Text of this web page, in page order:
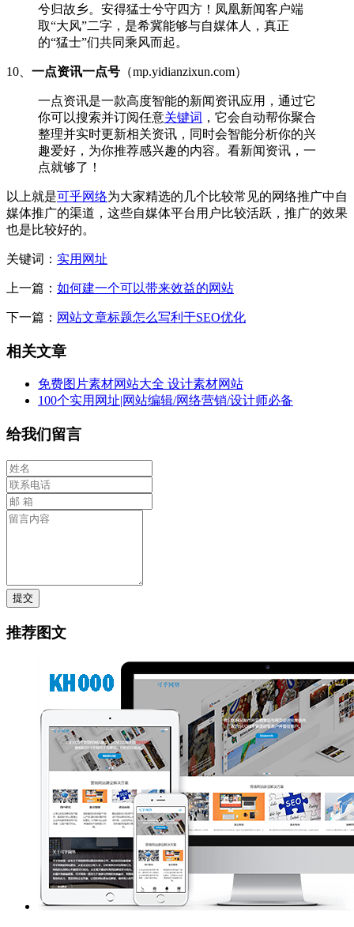
兮归故乡。安得猛士兮守四方！凤凰新闻客户端
取“大风”二字，是希冀能够与自媒体人，真正
的“猛士”们共同乘风而起。
10、 一点资讯一点号 （mp.yidianzixun.com）
一点资讯是一款高度智能的新闻资讯应用，通过它
你可以搜索并订阅任意关键词 ，它会自动帮你聚合
整理并实时更新相关资讯，同时会智能分析你的兴
趣爱好，为你推荐感兴趣的内容。看新闻资讯，一
点就够了！
以上就是可乎网络为大家精选的几个比较常见的网络推广中自
媒体推广的渠道，这些自媒体平台用户比较活跃，推广的效果
也是比较好的。
关键词： 实用网址
上一篇： 如何建一个可以带来效益的网站
下一篇： 网站文章标题怎么写利于SEO优化
相关文章
免费图片素材网站大全 设计素材网站
100个实用网址|网站编辑/网络营销/设计师必备
给我们留言
提交
推荐图文